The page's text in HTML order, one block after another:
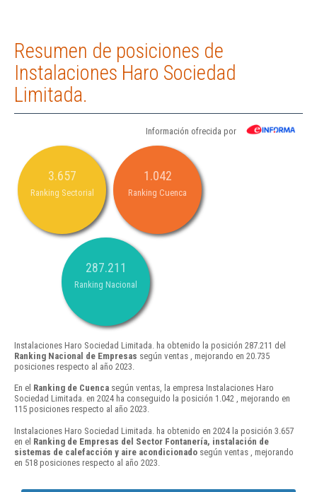
Resumen de posiciones de
Instalaciones Haro Sociedad
Limitada.
Información ofrecida por
3.657
Ranking Sectorial
1.042
Ranking Cuenca
287.211
Ranking Nacional
Instalaciones Haro Sociedad Limitada. ha obtenido la posición 287.211 del
Ranking Nacional de Empresas según ventas , mejorando en 20.735
posiciones respecto al año 2023.
En el Ranking de Cuenca según ventas, la empresa Instalaciones Haro
Sociedad Limitada. en 2024 ha conseguido la posición 1.042 , mejorando en
115 posiciones respecto al año 2023.
Instalaciones Haro Sociedad Limitada. ha obtenido en 2024 la posición 3.657
en el Ranking de Empresas del Sector Fontanería, instalación de
sistemas de calefacción y aire acondicionado según ventas , mejorando
en 518 posiciones respecto al año 2023.